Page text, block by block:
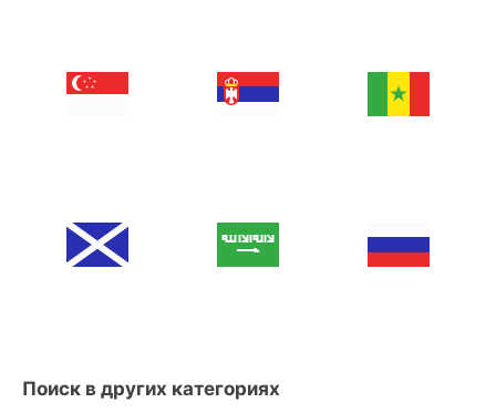
Поиск в других категориях